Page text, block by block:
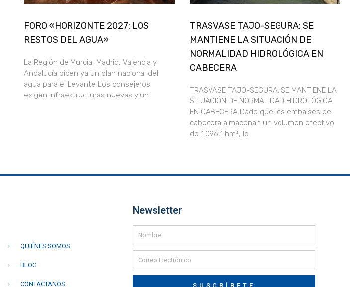
FORO «HORIZONTE 2027: LOS
RESTOS DEL AGUA»
La Región de Murcia, Madrid, Valencia y
Andalucía piden ya un plan nacional del
agua para el Levante Los consejeros
exigen infraestructuras nuevas y un
TRASVASE TAJO-SEGURA: SE
MANTIENE LA SITUACIÓN DE
NORMALIDAD HIDROLÓGICA EN
CABECERA
TRASVASE TAJO-SEGURA: SE MANTIENE LA
SITUACIÓN DE NORMALIDAD HIDROLÓGICA
EN CABECERA Dado que los embalses de
cabecera almacenan un volumen efectivo
de 1.096,1 hm³, lo
QUIÉNES SOMOS
BLOG
CONTÁCTANOS
Newsletter
SUSCRÍBETE